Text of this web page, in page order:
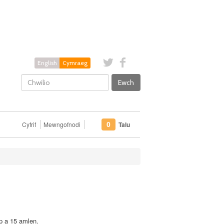
English Cymraeg
Ewch
Cyfrif Mewngofnodi 0 Talu
a 15 amlen.